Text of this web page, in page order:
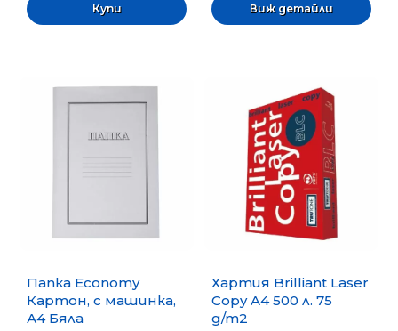
Виж детайли
Папка Economy
Картон, с машинка,
А4 Бяла
Хартия Brilliant Laser
Copy A4 500 л. 75
g/m2